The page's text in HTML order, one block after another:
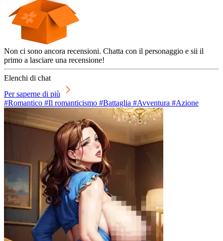
Non ci sono ancora recensioni. Chatta con il personaggio e sii il
primo a lasciare una recensione!
Elenchi di chat
Per saperne di più
#Romantico #Il romanticismo #Battaglia #Avventura #Azione